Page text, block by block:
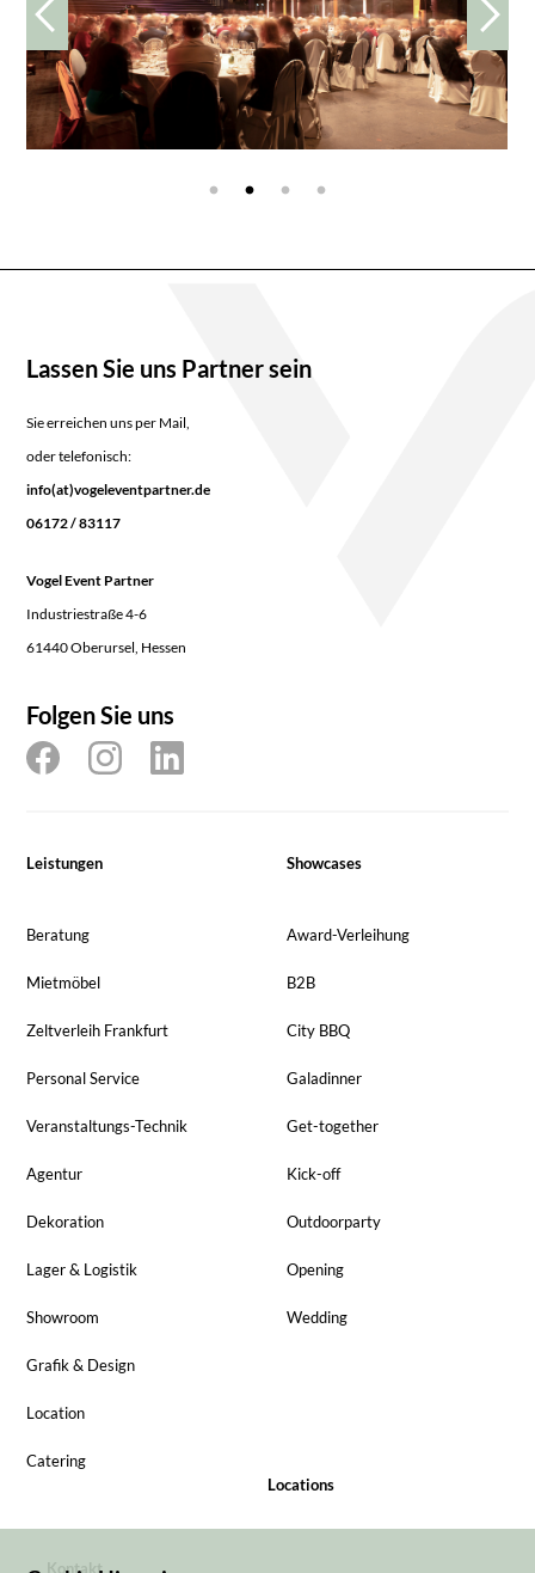
Lassen Sie uns Partner sein
Sie erreichen uns per Mail,
oder telefonisch:
info(at)vogeleventpartner.de
06172 / 83117
Vogel Event Partner
Industriestraße 4-6
61440 Oberursel, Hessen
Folgen Sie uns
Leistungen
Beratung
Mietmöbel
Zeltverleih Frankfurt
Personal Service
Veranstaltungs-Technik
Agentur
Dekoration
Lager & Logistik
Showroom
Grafik & Design
Location
Catering
Showcases
Award-Verleihung
B2B
City BBQ
Galadinner
Get-together
Kick-off
Outdoorparty
Opening
Wedding
Locations
Kontakt